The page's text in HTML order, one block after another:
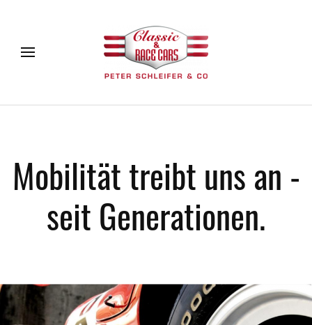
Mobilität treibt uns an -
seit Generationen.